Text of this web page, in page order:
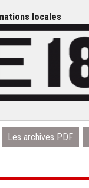
locales
Les archives PDF